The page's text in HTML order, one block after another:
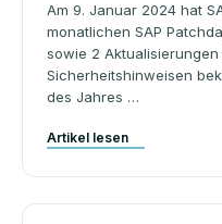
Am 9. Januar 2024 hat
monatlichen SAP
sowie 2
Sicherheitshinweisen
des Jahres …
Artikel lesen